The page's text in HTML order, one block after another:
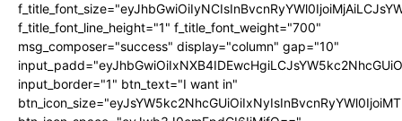
f_title_font_line_height="1" f_title_font_weight="700"
msg_composer="success" display="column" gap="10"
input_border="1" btn_text="I want in"